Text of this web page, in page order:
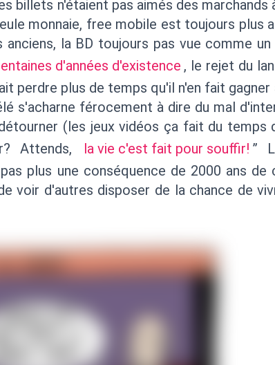
billets n'étaient pas aimés des marchands
monnaie, free mobile est toujours plus
anciens, la BD toujours pas vue comme
d'années d'existence , le rejet du
perdre plus de temps qu'il n'en fait gagner
s'acharne férocement à dire du mal
(les jeux vidéos ça fait du temps
Attends,
la vie c'est fait pour souffir! ”
plus une conséquence de 2000 ans de
voir d'autres disposer de la chance de